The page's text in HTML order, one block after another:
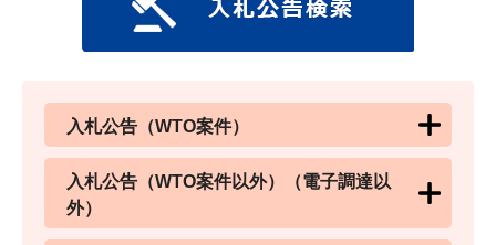
入札公告（WTO案件）
入札公告（WTO案件以外）（電子調達以
外）